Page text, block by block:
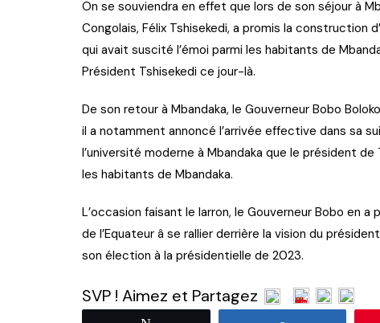
On se souviendra en effet que lors de son séjour à
Congolais, Félix Tshisekedi, a promis la construction
qui avait suscité l’émoi parmi les habitants de
Président Tshisekedi ce jour-là.
De son retour à Mbandaka, le Gouverneur Bobo
il a notamment annoncé l’arrivée effective dans sa
l’université moderne à Mbandaka que le président
les habitants de Mbandaka.
L’occasion faisant le larron, le Gouverneur Bobo en
de l’Equateur â se rallier derrière la vision du
son élection à la présidentielle de 2023.
SVP ! Aimez et Partagez